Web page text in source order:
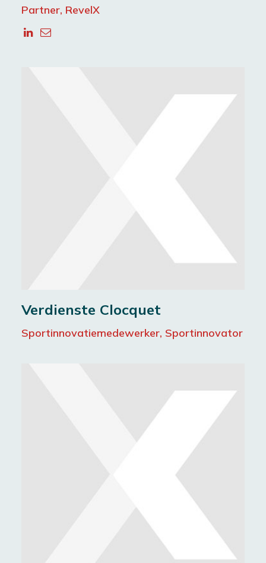
Partner, RevelX
Verdienste Clocquet
Sportinnovatiemedewerker, Sportinnovator